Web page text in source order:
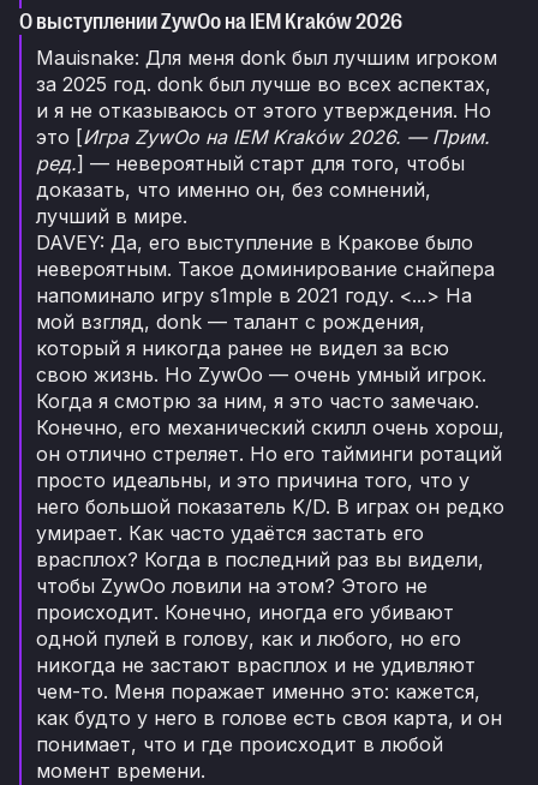
О выступлении ZywOo на IEM Kraków 2026
Mauisnake: Для меня donk был лучшим игроком
за 2025 год. donk был лучше во всех аспектах,
и я не отказываюсь от этого утверждения. Но
это [Игра ZywOo на IEM Kraków 2026. — Прим.
ред.] — невероятный старт для того, чтобы
доказать, что именно он, без сомнений,
лучший в мире.
DAVEY: Да, его выступление в Кракове было
невероятным. Такое доминирование снайпера
напоминало игру s1mple в 2021 году. <...> На
мой взгляд, donk — талант с рождения,
который я никогда ранее не видел за всю
свою жизнь. Но ZywOo — очень умный игрок.
Когда я смотрю за ним, я это часто замечаю.
Конечно, его механический скилл очень хорош,
он отлично стреляет. Но его тайминги ротаций
просто идеальны, и это причина того, что у
него большой показатель K/D. В играх он редко
умирает. Как часто удаётся застать его
врасплох? Когда в последний раз вы видели,
чтобы ZywOo ловили на этом? Этого не
происходит. Конечно, иногда его убивают
одной пулей в голову, как и любого, но его
никогда не застают врасплох и не удивляют
чем-то. Меня поражает именно это: кажется,
как будто у него в голове есть своя карта, и он
понимает, что и где происходит в любой
момент времени.